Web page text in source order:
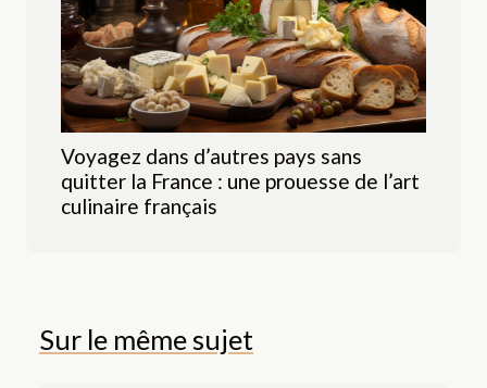
Voyagez dans d’autres pays sans
quitter la France : une prouesse de l’art
culinaire français
Sur le même sujet